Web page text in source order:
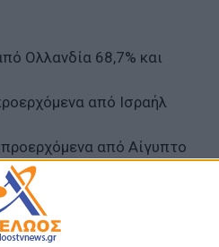
Ολλανδία 68,7% και
από Ισραήλ
από Αίγυπτο
Ρουμανία χώρες με
διατάξεις άρθρου 42
προερχόμενα από Ολλανδία